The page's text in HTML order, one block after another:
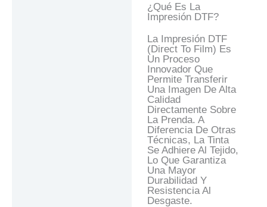
¿Qué Es La
Impresión DTF?
La Impresión DTF
(Direct To Film) Es
Un Proceso
Innovador Que
Permite Transferir
Una Imagen De Alta
Calidad
Directamente Sobre
La Prenda. A
Diferencia De Otras
Técnicas, La Tinta
Se Adhiere Al Tejido,
Lo Que Garantiza
Una Mayor
Durabilidad Y
Resistencia Al
Desgaste.